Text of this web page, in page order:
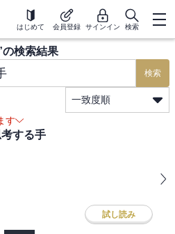
はじめて 会員登録 サインイン 検索
の検索結果
検索
一致度順
す
する手
試し読み